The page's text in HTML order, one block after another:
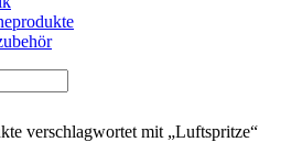
verschlagwortet mit „Luftspritze“